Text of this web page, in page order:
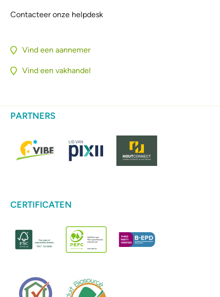
Contacteer onze helpdesk
Vind een aannemer
Vind een vakhandel
PARTNERS
CERTIFICATEN